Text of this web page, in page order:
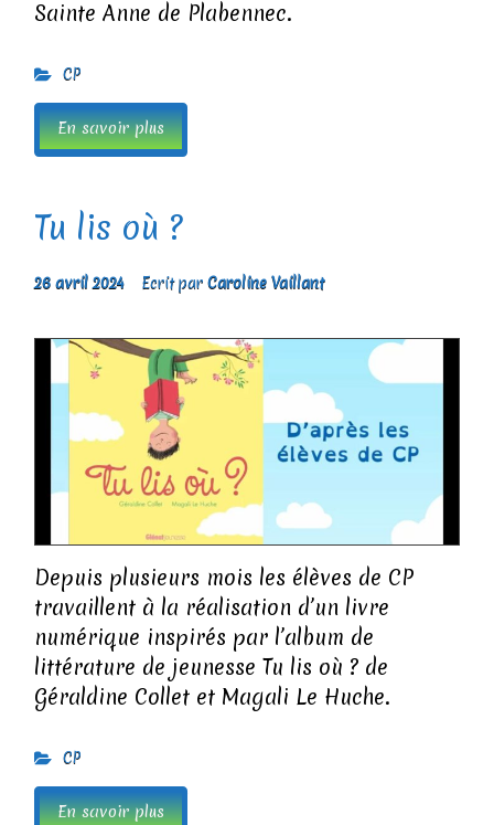
Sainte Anne de Plabennec.
CP
En savoir plus
Tu lis où ?
26 avril 2024 Ecrit par Caroline Vaillant
Depuis plusieurs mois les élèves de CP
travaillent à la réalisation d’un livre
numérique inspirés par l’album de
littérature de jeunesse Tu lis où ? de
Géraldine Collet et Magali Le Huche.
CP
En savoir plus